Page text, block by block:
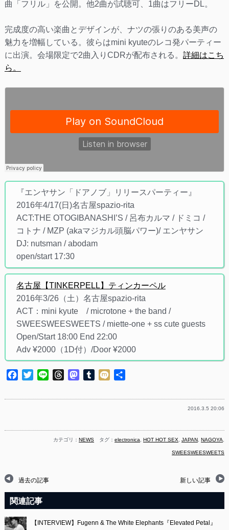
曲「フリル」を公開。他2曲が試聴可、1曲はフリーDL。
完成度の高い楽曲とデザインが、ナツの張りのある美声の
魅力を増幅している。彼らはmini kyuteのレコ発パーティー
に出演。会場限定で2曲入りCDRが配布される。 詳細はこち
ら。
『エンヤサン「ドアノブ」リリースパーティー』
2016年4/17(日)名古屋spazio-rita
ACT:THE OTOGIBANASHI’S / 呂布カルマ / ドミコ /
コトナ / MZP (akaマジカル頭脳パワー)/ エンヤサン
DJ: nutsman / abodam
open/start 17:30
名古屋【TINKERPELL】ティンカーペル
2016年3/26（土）名古屋spazio-rita
ACT：mini kyute / microtone + the band /
SWEESWEESWEETS / miette-one + ss cute guests
Open/Start 18:00 End 22:00
Adv ¥2000（1D付）/Door ¥2000
Facebook
TwitterLine ThreadsMastodon
Tumblr
Mixi
2016.3.5 20:06
カテゴリ：NEWS タグ：electronica,HOT HOT SEX,JAPAN,NAGOYA,
SWEESWEESWEETS
過去の記事 新しい記事
関連記事
【INTERVIEW】Fugenn & The White Elephants『Elevated Petal』